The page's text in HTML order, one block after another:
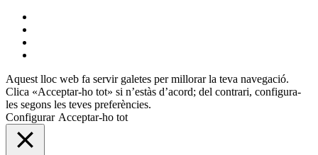
Aquest lloc web fa servir galetes per millorar la teva navegació.
Clica «Acceptar-ho tot» si n’estàs d’acord; del contrari, configura-
les segons les teves preferències.
Configurar Acceptar-ho tot